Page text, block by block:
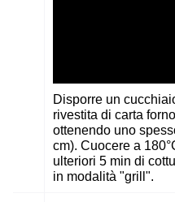
Disporre un
rivestita di carta
ottenendo uno
cm). Cuocere a
ulteriori 5 min di
in modalità "grill".